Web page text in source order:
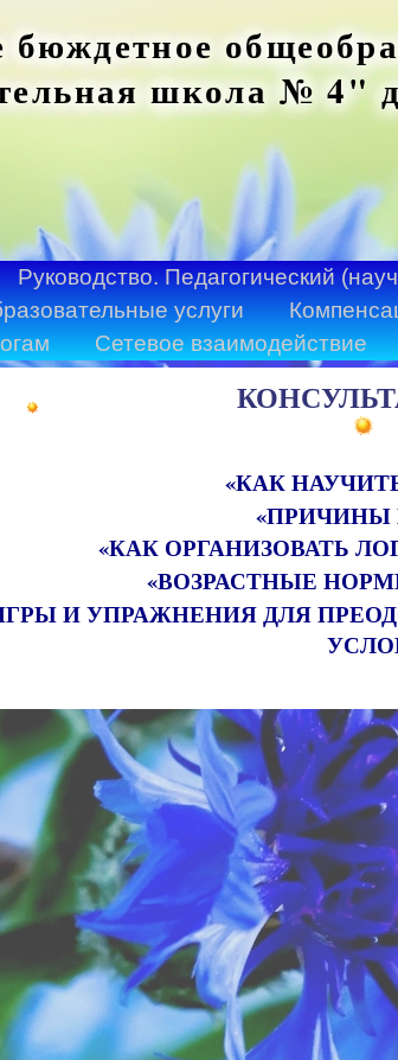
школа № 4"
Руководство. Педагогический
услуги
Сетевое взаимодействие
«КАК
«ПРИЧИНЫ
«КАК ОРГАНИЗОВАТЬ
«ВОЗРАСТНЫЕ
И УПРАЖНЕНИЯ ДЛЯ